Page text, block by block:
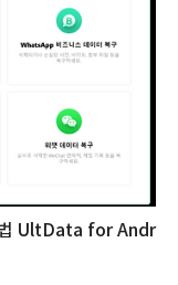
법 UltData for Andr